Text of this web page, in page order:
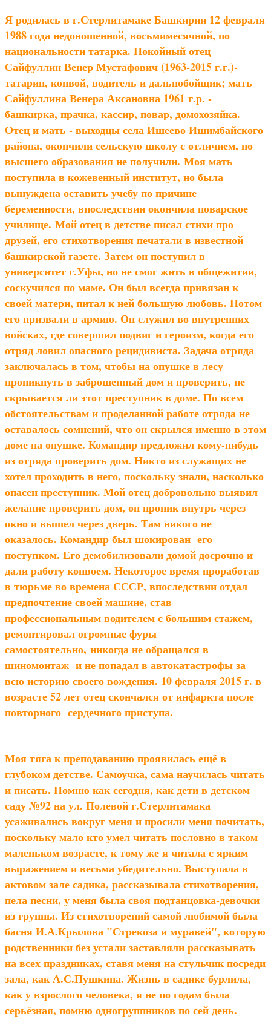
Я родилась в г.Стерлитамаке Башкирии 12 февраля
1988 года недоношенной, восьмимесячной, по
национальности татарка. Покойный отец
Сайфуллин Венер Мустафович (1963-2015 г.г.)-
татарин, конвой, водитель и дальнобойщик; мать
Сайфуллина Венера Аксановна 1961 г.р. -
башкирка, прачка, кассир, повар, домохозяйка.
Отец и мать - выходцы села Ишеево Ишимбайского
района, окончили сельскую школу с отличием, но
высшего образования не получили. Моя мать
поступила в кожевенный институт, но была
вынуждена оставить учебу по причине
беременности, впоследствии окончила поварское
училище. Мой отец в детстве писал стихи про
друзей, его стихотворения печатали в известной
башкирской газете. Затем он поступил в
университет г.Уфы, но не смог жить в общежитии,
соскучился по маме. Он был всегда привязан к
своей матери, питал к ней большую любовь. Потом
его призвали в армию. Он служил во внутренних
войсках, где совершил подвиг и героизм, когда его
отряд ловил опасного рецидивиста. Задача отряда
заключалась в том, чтобы на опушке в лесу
проникнуть в заброшенный дом и проверить, не
скрывается ли этот преступник в доме. По всем
обстоятельствам и проделанной работе отряда не
оставалось сомнений, что он скрылся именно в этом
доме на опушке. Командир предложил кому-нибудь
из отряда проверить дом. Никто из служащих не
хотел проходить в него, поскольку знали, насколько
опасен преступник. Мой отец добровольно выявил
желание проверить дом, он проник внутрь через
окно и вышел через дверь. Там никого не
оказалось. Командир был шокирован его
поступком. Его демобилизовали домой досрочно и
дали работу конвоем. Некоторое время проработав
в тюрьме во времена СССР, впоследствии отдал
предпочтение своей машине, став
профессиональным водителем с большим стажем,
ремонтировал огромные фуры
самостоятельно, никогда не обращался в
шиномонтаж и не попадал в автокатастрофы за
всю историю своего вождения. 10 февраля 2015 г. в
возрасте 52 лет отец скончался от инфаркта после
повторного сердечного приступа.
Моя тяга к преподаванию проявилась ещё в
глубоком детстве. Самоучка, сама научилась читать
и писать. Помню как сегодня, как дети в детском
саду №92 на ул. Полевой г.Стерлитамака
усаживались вокруг меня и просили меня почитать,
поскольку мало кто умел читать пословно в таком
маленьком возрасте, к тому же я читала с ярким
выражением и весьма убедительно. Выступала в
актовом зале садика, рассказывала стихотворения,
пела песни, у меня была своя подтанцовка-девочки
из группы. Из стихотворений самой любимой была
басня И.А.Крылова "Стрекоза и муравей", которую
родственники без устали заставляли рассказывать
на всех праздниках, ставя меня на стульчик посреди
зала, как А.С.Пушкина. Жизнь в садике бурлила,
как у взрослого человека, я не по годам была
серьёзная, помню одногруппников по сей день.